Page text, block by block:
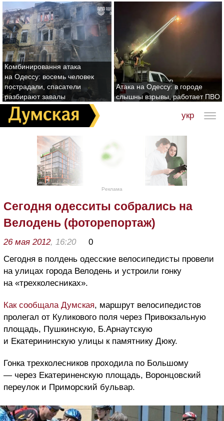
Комбинировання атака
на Одессу: восемь человек
пострадали, спасатели
разбирают завалы
Атака на Одессу: в городе
слышны взрывы, работает ПВО
укр
Реклама
Сегодня одесситы собрались на
Велодень (фоторепортаж)
26 мая 2012, 16:20
0
Сегодня в полдень одесские велосипедисты провели
на улицах города Велодень и устроили гонку
на «трехколесниках».
Как сообщала Думская, маршрут велосипедистов
пролегал от Куликового поля через Привокзальную
площадь, Пушкинскую, Б.Арнаутскую
и Екатерининскую улицы к памятнику Дюку.
Гонка трехколесников проходила по Большому
— через Екатериненскую площадь, Воронцовский
переулок и Приморский бульвар.